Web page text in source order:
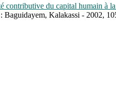
contributive du capital humain à
Baguidayem, Kalakassi - 2002,